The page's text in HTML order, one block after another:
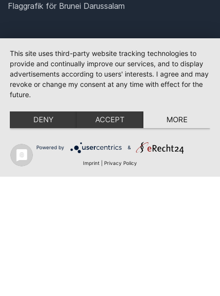
Flaggrafik för Brunei Darussalam
This site uses third-party website tracking technologies to
provide and continually improve our services, and to display
advertisements according to users' interests. I agree and may
revoke or change my consent at any time with effect for the
future.
DENY ACCEPT MORE
Powered by &
Imprint Privacy Policy